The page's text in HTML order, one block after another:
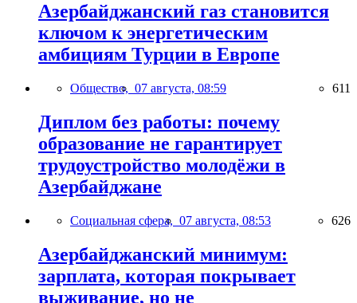
Азербайджанский газ становится
ключом к энергетическим
амбициям Турции в Европе
Общество, 07 августа, 08:59 611
Диплом без работы: почему
образование не гарантирует
трудоустройство молодёжи в
Азербайджане
Социальная сфера, 07 августа, 08:53 626
Азербайджанский минимум:
зарплата, которая покрывает
выживание, но не